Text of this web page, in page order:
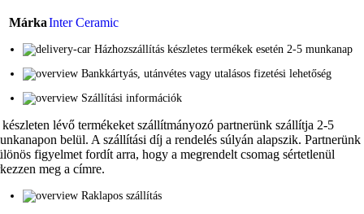
MárkaInter Ceramic
Házhozszállítás készletes termékek esetén 2-5 munkanap
Bankkártyás, utánvétes vagy utalásos fizetési lehetőség
Szállítási információk
lévő termékeket szállítmányozó partnerünk szállítja 2-5
belül. A szállítási díj a rendelés súlyán alapszik. Partnerünk
figyelmet fordít arra, hogy a megrendelt csomag sértetlenül
meg a címre.
Raklapos szállítás